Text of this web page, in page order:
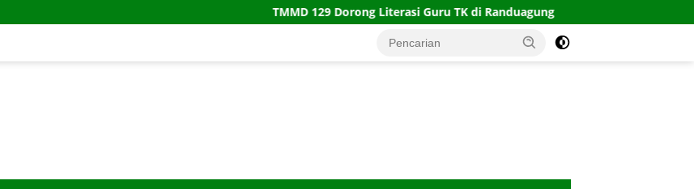
TMMD 129 Dorong Literasi Guru TK di Randuagung Menyambung Asa di Atas